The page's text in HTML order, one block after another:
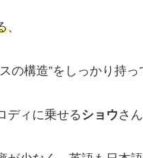
、
の構造”をしっかり持っ
ディに乗せる ショウさ